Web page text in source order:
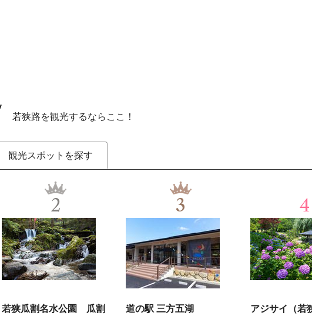
若狭路を観光するならここ！
観光スポットを探す
2
若狭瓜割名水公園 瓜割
3
道の駅 三方五湖
4
アジサイ（若